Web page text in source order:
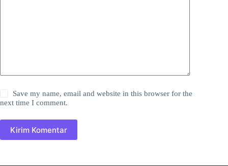
Save my name, email and website in this browser for the
next time I comment.
Kirim Komentar